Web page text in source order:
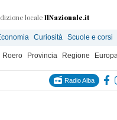
localeIlNazionale.it
Curiosità Scuole e corsi
Roero Provincia Regione
Radio Alba